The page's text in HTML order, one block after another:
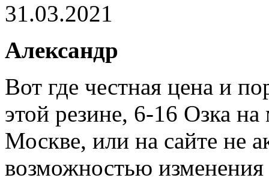
31.03.2021
Александр
Вот где честная цена и
этой резине, 6-16 Озка
Москве, или на сайте не
возможностью